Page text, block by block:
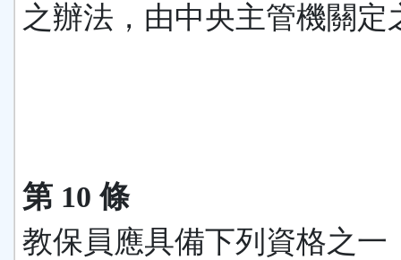
之辦法，由中央主管機關定
第 10 條
教保員應具備下列資格之一